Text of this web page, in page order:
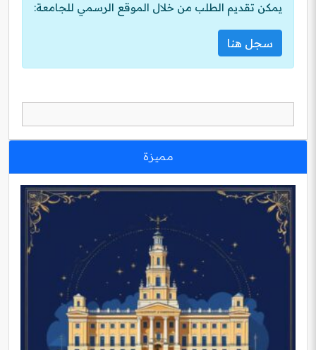
يمكن تقديم الطلب من خلال الموقع الرسمي للجامعة:
سجل هنا
مميزة